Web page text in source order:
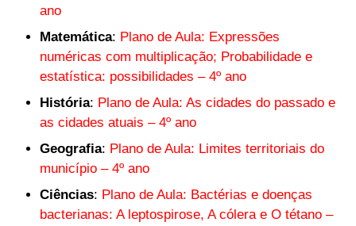
ano
Matemática: Plano de Aula: Expressões
numéricas com multiplicação; Probabilidade e
estatística: possibilidades – 4º ano
História: Plano de Aula: As cidades do passado e
as cidades atuais – 4º ano
Geografia: Plano de Aula: Limites territoriais do
município – 4º ano
Ciências: Plano de Aula: Bactérias e doenças
bacterianas: A leptospirose, A cólera e O tétano –